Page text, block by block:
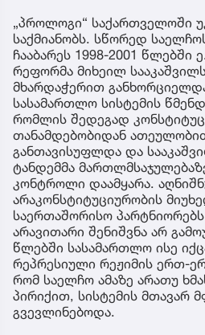
„პროლოგი“ საქართველოში
საქმიანობს. სწორედ
ჩააბარეს 1998-2001 წლებში
რეფორმა მიხეილ
მხარდაჭერით
სასამართლო სისტემის
რომლის შედეგად
თანამდებობიდან
განთავისუფლდა და
ტანდემმა
კონტროლი დაამყარა.
არაკონსტიტუციურობის
საერთაშორისო
არავითარი შენიშვნა არ
წლებში სასამართლო ისე
რეპრესიული რეჟიმის ერთ-
რომ საელჩო ამაზე არათუ
პირიქით, სისტემის მთავარ
გვევლინებოდა.